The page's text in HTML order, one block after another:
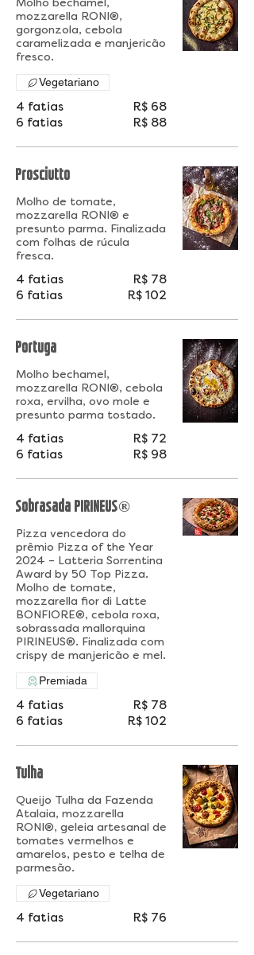
Molho bechamel,
mozzarella RONI®,
gorgonzola, cebola
caramelizada e manjericão
fresco.
4 fatias
R$ 68
6 fatias
R$ 88
Vegetariano
Prosciutto
Molho de tomate,
mozzarella RONI® e
presunto parma. Finalizada
com folhas de rúcula
4 fatias
R$ 78
6 fatias
R$ 102
Portuga
Molho bechamel,
mozzarella RONI®, cebola
roxa, ervilha, ovo mole e
presunto parma tostado.
4 fatias
R$ 72
6 fatias
R$ 98
Sobrasada PIRINEUS®
Pizza vencedora do
prêmio Pizza of the Year
2024 – Latteria Sorrentina
Award by 50 Top Pizza.
Molho de tomate,
mozzarella fior di Latte
BONFIORE®, cebola roxa,
sobrassada mallorquina
PIRINEUS®. Finalizada com
crispy de manjericão e mel.
4 fatias
R$ 78
6 fatias
R$ 102
Premiada
Tulha
Queijo Tulha da Fazenda
Atalaia, mozzarella
RONI®, geleia artesanal de
tomates vermelhos e
amarelos, pesto e telha de
parmesão.
4 fatias R$ 76
Vegetariano